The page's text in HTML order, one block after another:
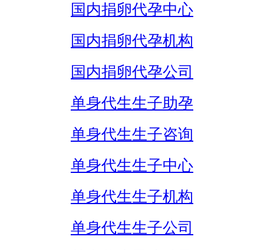
国内捐卵代孕中心
国内捐卵代孕机构
国内捐卵代孕公司
单身代生生子助孕
单身代生生子咨询
单身代生生子中心
单身代生生子机构
单身代生生子公司